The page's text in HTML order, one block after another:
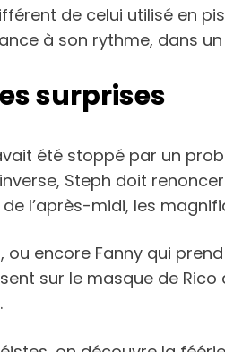
de celui utilisé en
à son rythme, dans
surprises
été stoppé par un
Steph doit
l’après-midi, les
encore Fanny qui
sur le masque de